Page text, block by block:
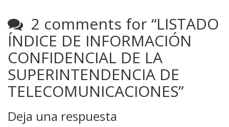
2 comments for “LISTADO
ÍNDICE DE INFORMACIÓN
CONFIDENCIAL DE LA
SUPERINTENDENCIA DE
TELECOMUNICACIONES”
Deja una respuesta